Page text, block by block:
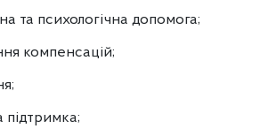
та психологічна допомога;
компенсацій;